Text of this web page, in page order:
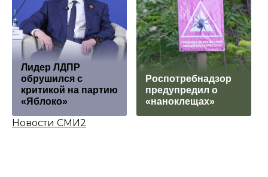
Лидер ЛДПР
обрушился с
критикой на партию
«Яблоко»
Роспотребнадзор
предупредил о
«наноклещах»
Новости СМИ2